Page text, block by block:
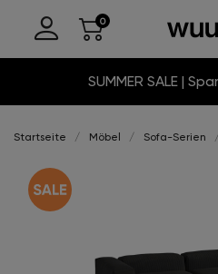
SUMMER SALE |
Startseite Möbel Sofa-Serien